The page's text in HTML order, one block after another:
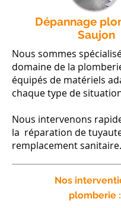
Dépannage
Saujon
Nous sommes
domaine de la
équipés de matériels
chaque type de
Nous intervenons
la réparation de
remplacement sanitaire.
Nos
plomberie :